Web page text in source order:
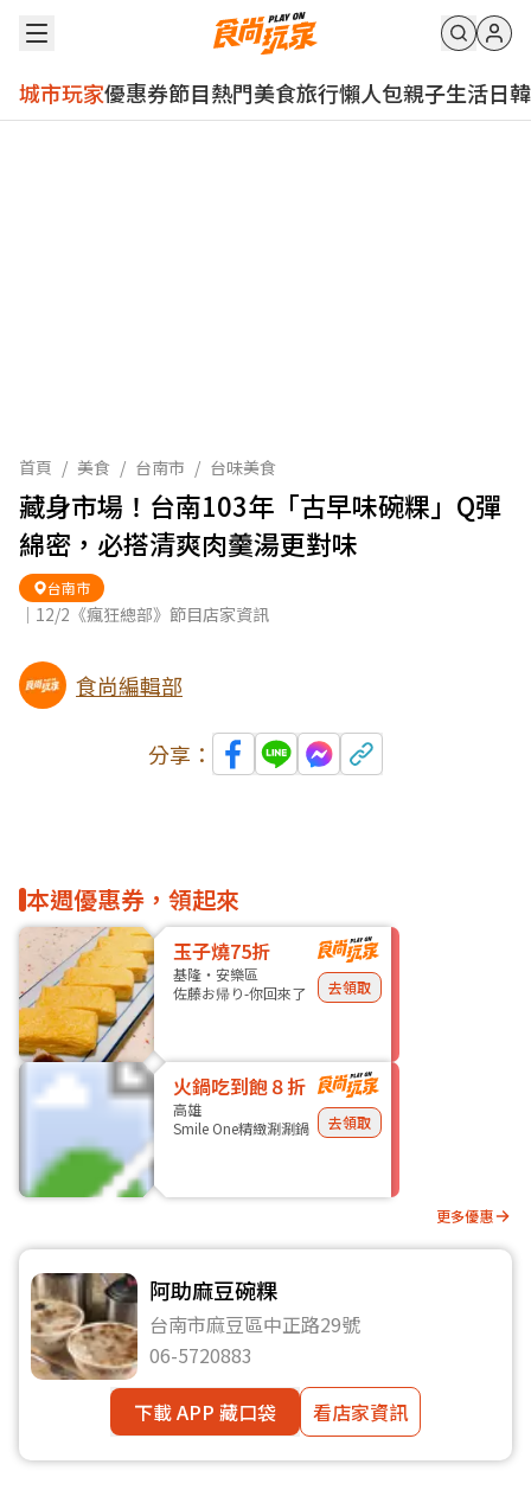
城市玩家優惠券節目熱門美食旅行懶人包親子生活日韓
首頁 / 美食 / 台南市 / 台味美食
藏身市場！台南103年「古早味碗粿」Q彈
綿密，必搭清爽肉羹湯更對味
台南市
｜12/2《瘋狂總部》節目店家資訊
食尚編輯部
分享：
本週優惠券，領起來
玉子燒75折
基隆・安樂區
佐藤お帰り-你回來了
去領取
火鍋吃到飽８折
高雄
Smile One精緻涮涮鍋
去領取
更多優惠
阿助麻豆碗粿
台南市麻豆區中正路29號
06-5720883
下載 APP 藏口袋
看店家資訊